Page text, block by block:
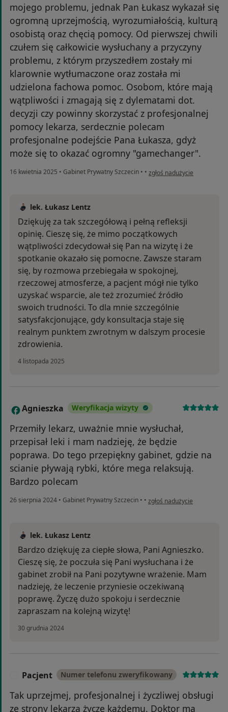
mojego problemu, jednak Pan Łukasz wykazał się
ogromną uprzejmością, wyrozumiałością, kulturą
osobistą oraz chęcią pomocy. Od pierwszej chwili
czułem się całkowicie wysłuchany a przyczyny
problemu, z którym przyszedłem zostały mi
klarownie wytłumaczone oraz została mi
udzielona fachowa pomoc. Osobom, które mają
wątpliwości i zmagają się z dylematami dot.
decyzji czy powinny skorzystać z profesjonalnej
pomocy lekarza, serdecznie polecam
profesjonalne podejście Pana Łukasza, gdyż
może się to okazać ogromny "gamechanger".
16 kwietnia 2025 • Gabinet Prywatny Szczecin • • w opinii użytkownika Rafał
zgłoś nadużycie
lek. Łukasz Lentz
Dziękuję za tak szczegółową i pełną refleksji
opinię. Cieszę się, że mimo początkowych
wątpliwości zdecydował się Pan na wizytę i że
spotkanie okazało się pomocne. Zawsze staram
się, by rozmowa przebiegała w spokojnej,
rzeczowej atmosferze, a pacjent mógł nie tylko
uzyskać wsparcie, ale też zrozumieć źródło
swoich trudności. To dla mnie szczególnie
satysfakcjonujące, gdy konsultacja staje się
realnym punktem zwrotnym w dalszym procesie
zdrowienia.
4 listopada 2025
A Agnieszka Weryfikacja wizyty
Przemiły lekarz, uważnie mnie wysłuchał,
przepisał leki i mam nadzieję, że będzie
poprawa. Do tego przepiękny gabinet, gdzie na
scianie pływają rybki, które mega relaksują.
Bardzo polecam
26 sierpnia 2024 • Gabinet Prywatny Szczecin • • w opinii użytkownika
zgłoś nadużycie
lek. Łukasz Lentz
Bardzo dziękuję za ciepłe słowa, Pani Agnieszko.
Cieszę się, że poczuła się Pani wysłuchana i że
gabinet zrobił na Pani pozytywne wrażenie. Mam
nadzieję, że leczenie przyniesie oczekiwaną
poprawę. Życzę dużo spokoju i serdecznie
zapraszam na kolejną wizytę!
30 grudnia 2024
Pacjent Numer telefonu zweryfikowany
Tak uprzejmej, profesjonalnej i życzliwej obsługi
ze strony lekarza życzę każdemu. Doktor ma